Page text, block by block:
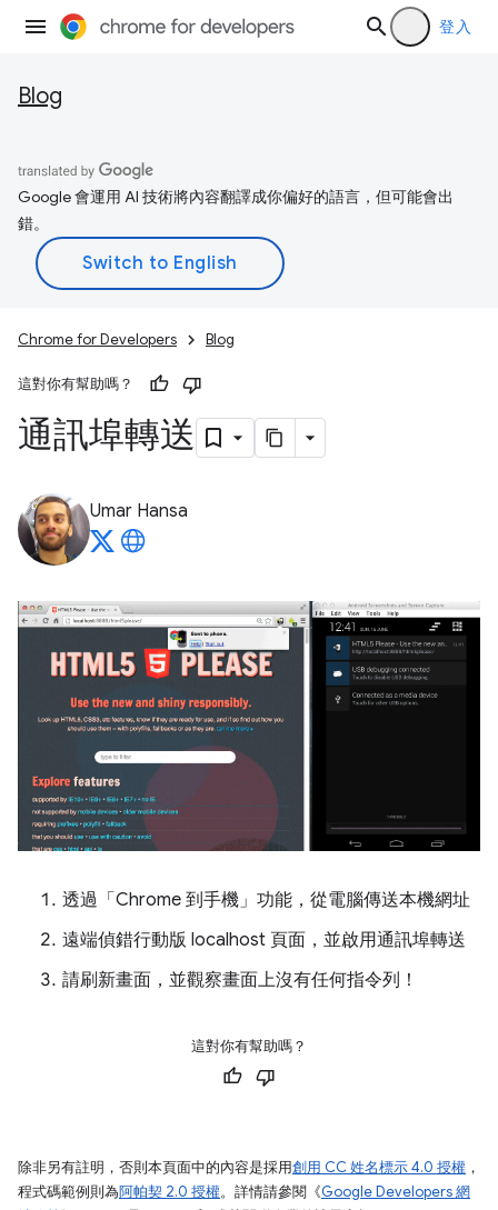
登入
Blog
Google 會運用 AI 技術將內容翻譯成你偏好的語言，但可能會出
錯。
Chrome for Developers Blog
這對你有幫助嗎？
通訊埠轉送
Umar Hansa
透過「Chrome 到手機」功能，從電腦傳送本機網址
遠端偵錯行動版 localhost 頁面，並啟用通訊埠轉送
請刷新畫面，並觀察畫面上沒有任何指令列！
這對你有幫助嗎？
除非另有註明，否則本頁面中的內容是採用創用 CC 姓名標示 4.0 授權 ，
程式碼範例則為阿帕契 2.0 授權。詳情請參閱《Google Developers 網